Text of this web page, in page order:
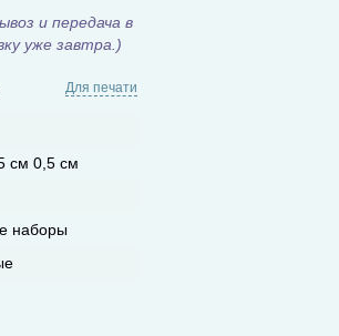
и передача в
уже завтра.)
Для печати
см 0,5 см
наборы